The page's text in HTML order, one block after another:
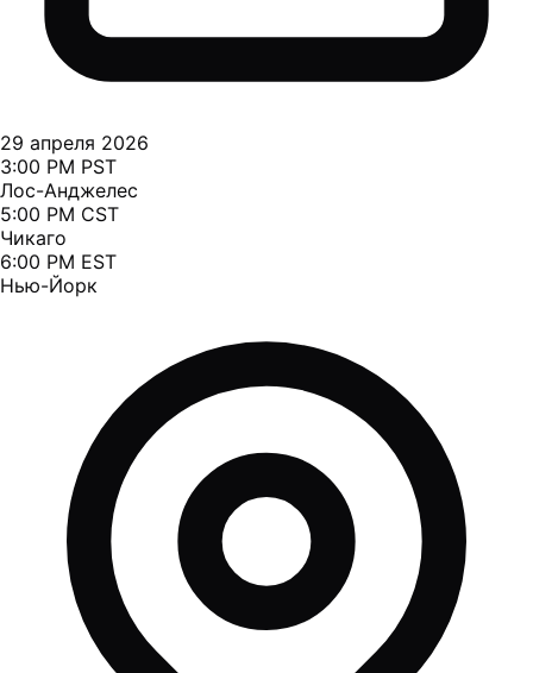
29 апреля 2026
3:00 PM PST
Лос-Анджелес
5:00 PM CST
Чикаго
6:00 PM EST
Нью-Йорк